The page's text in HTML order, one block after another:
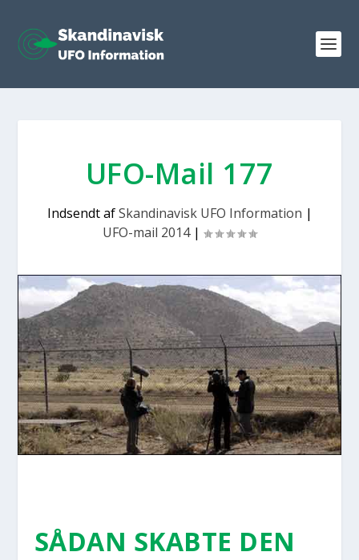
UFO-Mail 177
Indsendt afSkandinavisk UFO Information |
UFO-mail 2014|
SÅDAN SKAB­TE DEN